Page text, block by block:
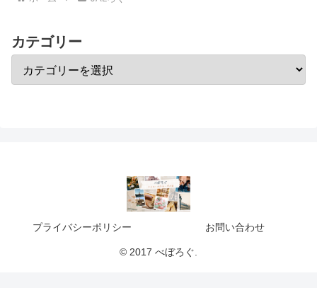
カテゴリー
プライバシーポリシー お問い合わせ
© 2017 べぼろぐ.